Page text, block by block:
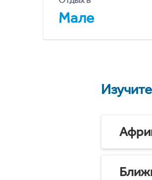
Мале